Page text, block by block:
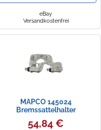
eBay
Versandkostenfrei
MAPCO 145024
Bremssattelhalter
54,84 €